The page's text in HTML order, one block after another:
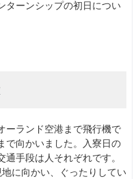
ターンシップの初日につい
ーランド空港まで飛行機で
で向かいました。入寮日の
手段は人それぞれです。
に向かい、ぐったりしてい